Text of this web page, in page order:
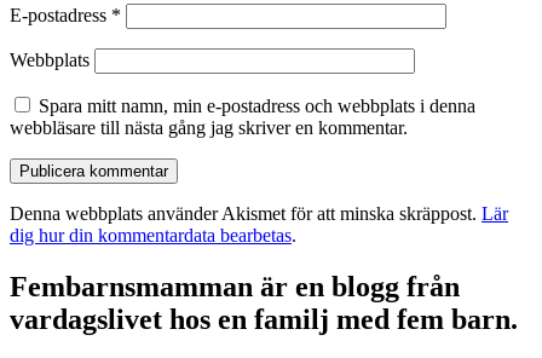
E-postadress *
Webbplats
Spara mitt namn, min e-postadress och webbplats i denna
webbläsare till nästa gång jag skriver en kommentar.
Denna webbplats använder Akismet för att minska skräppost. Lär
dig hur din kommentardata bearbetas.
Fembarnsmamman är en blogg från
vardagslivet hos en familj med fem barn.